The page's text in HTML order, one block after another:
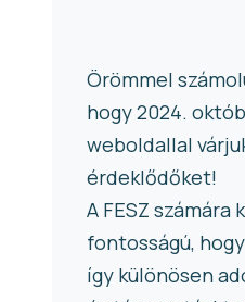
Örömmel
hogy 2024.
weboldallal
érdeklődőket!
A FESZ számára
fontosságú,
így különösen